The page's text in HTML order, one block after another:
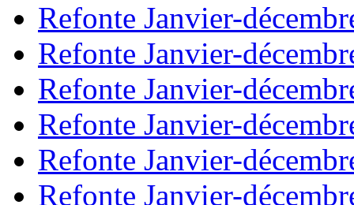
Refonte Janvier-
Refonte Janvier-
Refonte Janvier-
Refonte Janvier-
Refonte Janvier-
Refonte Janvier-